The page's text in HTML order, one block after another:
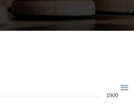
1900